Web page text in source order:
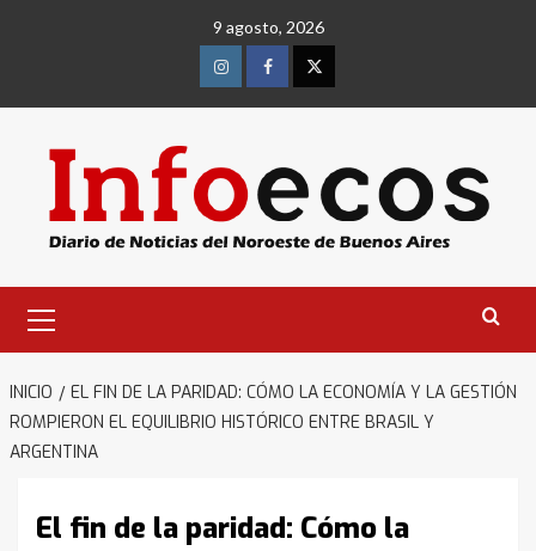
9 agosto, 2026
InstagramFacebookTwitter
primario
INICIO
EL FIN DE LA PARIDAD: CÓMO LA ECONOMÍA Y LA GESTIÓN
ROMPIERON EL EQUILIBRIO HISTÓRICO ENTRE BRASIL Y
ARGENTINA
El fin de la paridad: Cómo la